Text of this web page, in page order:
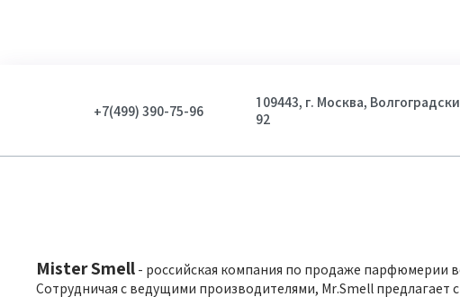
+7(499) 390-75-96
109443, г. Москва,
92
Mister Smell - российская компания по продаже парфюмерии
Сотрудничая с ведущими производителями, Mr.Smell предлагает